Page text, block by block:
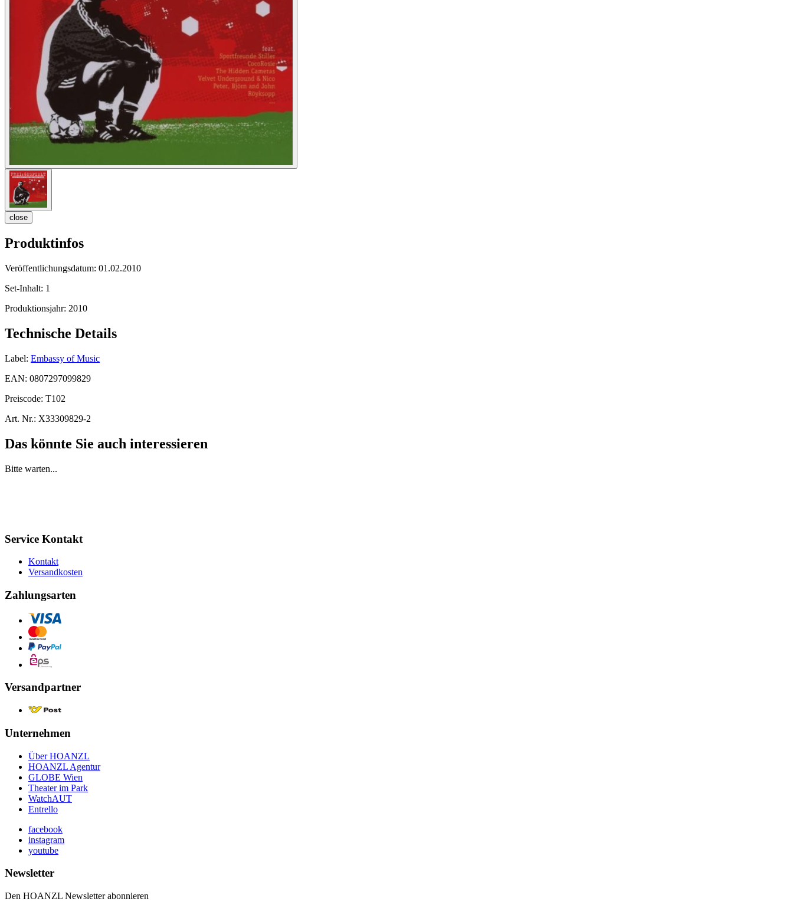
close
Produktinfos
Veröffentlichungsdatum: 01.02.2010
Set-Inhalt: 1
Produktionsjahr: 2010
Technische Details
Label: Embassy of Music
EAN: 0807297099829
Preiscode: T102
Art. Nr.: X33309829-2
Das könnte Sie auch interessieren
Bitte warten...
Service Kontakt
Kontakt
Versandkosten
Zahlungsarten
Versandpartner
Unternehmen
Über HOANZL
HOANZL Agentur
GLOBE Wien
Theater im Park
WatchAUT
Entrello
facebook
instagram
youtube
Newsletter
Den HOANZL Newsletter abonnieren